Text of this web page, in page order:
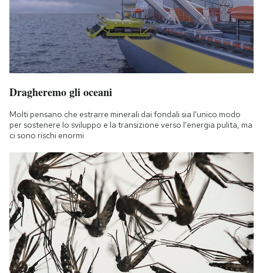
Dragheremo gli oceani
Molti pensano che estrarre minerali dai fondali sia l'unico modo
per sostenere lo sviluppo e la transizione verso l'energia pulita, ma
ci sono rischi enormi